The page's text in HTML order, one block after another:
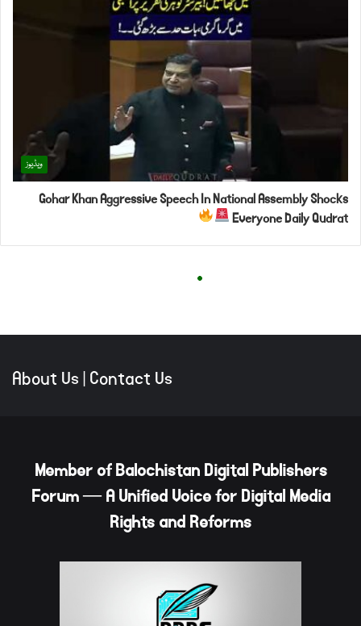
About Us|Contact Us
Member of Balochistan Digital Publishers
Forum — A Unified Voice for Digital Media
Rights and Reforms